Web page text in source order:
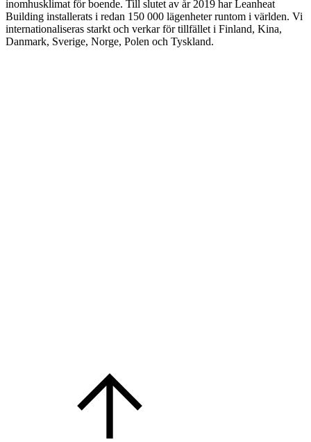
inomhusklimat för boende. Till slutet av år 2019 har Leanheat
Building installerats i redan 150 000 lägenheter runtom i världen. Vi
internationaliseras starkt och verkar för tillfället i Finland, Kina,
Danmark, Sverige, Norge, Polen och Tyskland.